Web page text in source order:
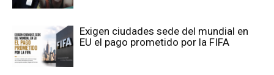
Exigen ciudades sede del mundial en
EU el pago prometido por la FIFA